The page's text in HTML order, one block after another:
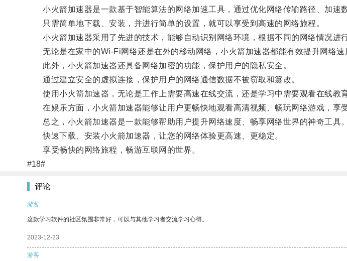
小火箭加速器是一款基于智能算法的网络加速工具，通过优化网络传输路径、加速
只需简单地下载、安装，并进行简单的设置，就可以享受到高速的网络旅程。
小火箭加速器采用了先进的技术，能够自动识别网络环境，根据不同的网络情况进行
无论是在家中的Wi-Fi网络还是在外的移动网络，小火箭加速器都能有效提升网络速
此外，小火箭加速器还具备网络加密的功能，保护用户的隐私安全。
通过建立安全的虚拟连接，保护用户的网络通信数据不被窃取和篡改。
使用小火箭加速器，无论是工作上需要高速在线交流，还是学习中需要观看在线教
在娱乐方面，小火箭加速器能够让用户更畅快地观看高清视频、畅玩网络游戏，享受
总之，小火箭加速器是一款能够帮助用户提升网络速度、畅享网络世界的神奇工具。
快速下载、安装小火箭加速器，让您的网络体验更高速、更稳定。
享受畅快的网络旅程，畅游互联网的世界。
#18#
评论
游客
这款学习软件的社区氛围非常好，可以与其他学习者交流学习心得。
2023-12-23
游客